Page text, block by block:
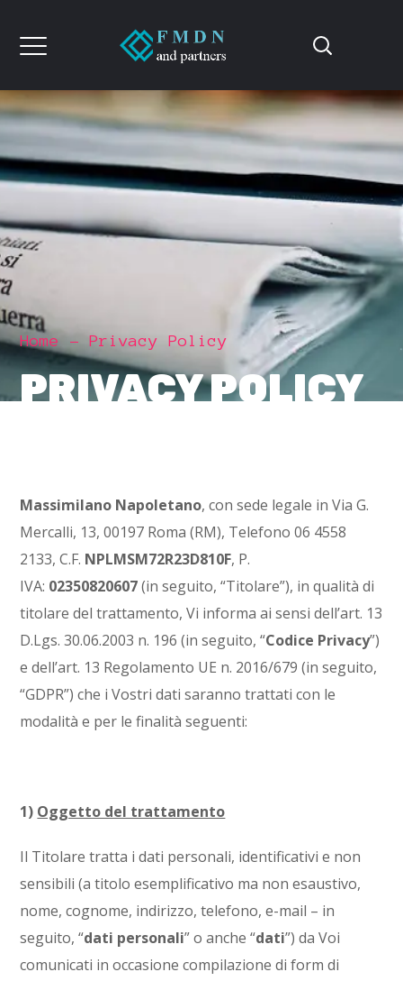
Home Privacy Policy
PRIVACY POLICY
Massimilano Napoletano, con sede legale inVia G.
Mercalli, 13, 00197 Roma (RM), Telefono06 4558
2133, C.F. NPLMSM72R23D810F, P.
IVA: 02350820607(in seguito, “Titolare”), in qualità di
titolare del trattamento, Vi informa ai sensi dell’art. 13
D.Lgs. 30.06.2003 n. 196 (in seguito, “Codice Privacy”)
e dell’art. 13 Regolamento UE n. 2016/679 (in seguito,
“GDPR”) che i Vostri dati saranno trattati con le
modalità e per le finalità seguenti:
1) Oggetto del trattamento
Il Titolare tratta i dati personali, identificativi e non
sensibili (a titolo esemplificativo ma non esaustivo,
nome, cognome, indirizzo, telefono, e-mail – in
seguito, “dati personali” o anche “dati”) da Voi
comunicati in occasione compilazione di form di